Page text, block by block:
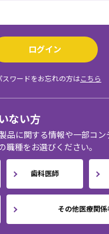
ログイン
ワードをお忘れの方はこちら
ない方
品に関する情報や一部コン
職種をお選びください。
歯科医師
その他医療関係